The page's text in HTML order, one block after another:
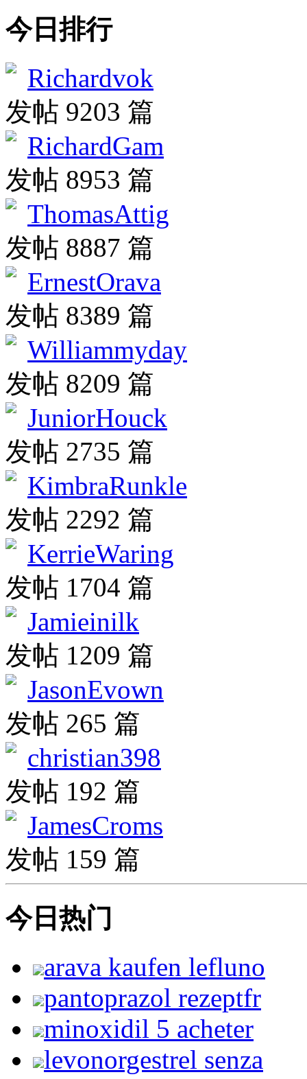
今日排行
Richardvok
发帖 9203 篇
RichardGam
发帖 8953 篇
ThomasAttig
发帖 8887 篇
ErnestOrava
发帖 8389 篇
Williammyday
发帖 8209 篇
JuniorHouck
发帖 2735 篇
KimbraRunkle
发帖 2292 篇
KerrieWaring
发帖 1704 篇
Jamieinilk
发帖 1209 篇
JasonEvown
发帖 265 篇
christian398
发帖 192 篇
JamesCroms
发帖 159 篇
今日热门
arava kaufen lefluno
pantoprazol rezeptfr
minoxidil 5 acheter
levonorgestrel senza